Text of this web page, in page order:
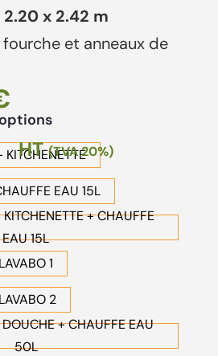
HT(TVA 20%)
2.20 x 2.42 m
et anneaux de
KITCHENETTE
EAU 15L
+ CHAUFFE
EAU 15L
1
2
+ CHAUFFE EAU
50L